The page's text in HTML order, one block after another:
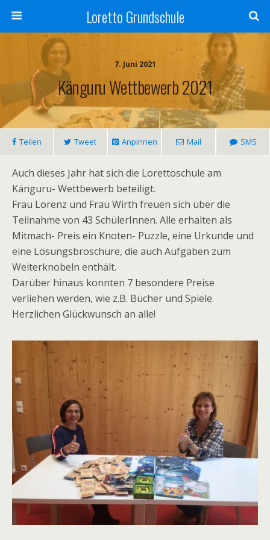
Loretto Grundschule
7. Juni 2021
Känguru Wettbewerb 2021
Teilen Tweet Anpinnen Mail SMS
Auch dieses Jahr hat sich die Lorettoschule am
Känguru- Wettbewerb beteiligt.
Frau Lorenz und Frau Wirth freuen sich über die
Teilnahme von 43 SchülerInnen. Alle erhalten als
Mitmach- Preis ein Knoten- Puzzle, eine Urkunde und
eine Lösungsbroschüre, die auch Aufgaben zum
Weiterknobeln enthält.
Darüber hinaus konnten 7 besondere Preise
verliehen werden, wie z.B. Bücher und Spiele.
Herzlichen Glückwunsch an alle!